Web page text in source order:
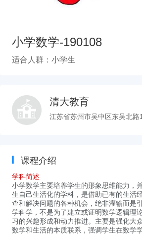
小学数学-190108
适合人群：小学生
清大教育
江苏省苏州市吴中区东吴北路
课程介绍
学科简述
小学数学主要培养学生的形象思维能力，
生自己生活化的学科，是借助已有的生活
查和解决问题的各种机会，绝非灌输而是
学科学，不是为了建立或证明数学逻辑理
习的兴趣形成和动力推进。主要是强化大
数学和生活的本质联系，强调学生在数学